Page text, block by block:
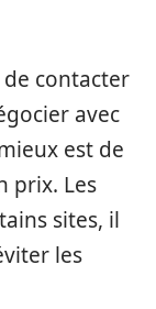
de contacter
avec
est de
prix. Les
sites, il
les